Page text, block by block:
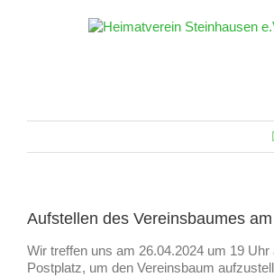
Aufstellen des Vereinsbaumes
Wir treffen uns am 26.04.2024 um 19 Uhr
Postplatz, um den Vereinsbaum